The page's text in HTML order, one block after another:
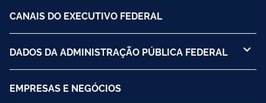
CANAIS DO EXECUTIVO FEDERAL
DADOS DA ADMINISTRAÇÃO PÚBLICA FEDERAL
EMPRESAS E NEGÓCIOS